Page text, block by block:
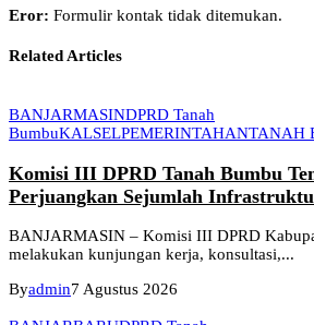
Eror: Formulir kontak tidak ditemukan.
Related Articles
BANJARMASINDPRD Tanah
BumbuKALSELPEMERINTAHANTANAH
Komisi III DPRD Tanah Bumbu
Perjuangkan Sejumlah
BANJARMASIN – Komisi III DPRD
melakukan kunjungan kerja, konsultasi,...
Byadmin7 Agustus 2026